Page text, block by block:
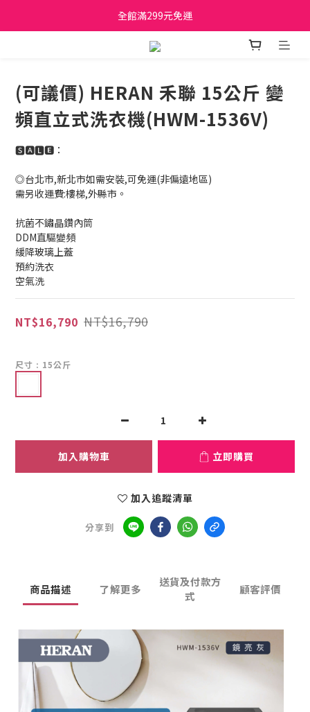
日立家電、國際牌 原廠管制價格 私訊優惠價
全館滿299元免運
日立家電、國際牌 原廠管制價格 私訊優惠價
(可議價) HERAN 禾聯 15公斤 變
頻直立式洗衣機(HWM-1536V)
🆂🅰🅻🅴：
◎台北市,新北市如需安裝,可免運(非偏遠地區)
需另收運費:樓梯,外縣市。
抗菌不鏽晶鑽內筒
DDM直驅變頻
緩降玻璃上蓋
預約洗衣
空氣洗
NT$16,790 NT$16,790
尺寸 : 15公斤
加入購物車 立即購買
加入追蹤清單
分享到
商品描述 了解更多
送貨及付款方
式
顧客評價